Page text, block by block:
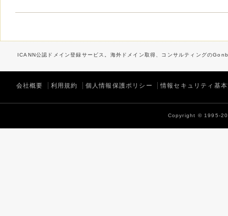
ICANN公認ドメイン登録サービス。海外ドメイン取得、コンサルティングの
会社概要 利用規約 個人情報保護ポリシー 情報セキュリティ基
Copyright © 1995-